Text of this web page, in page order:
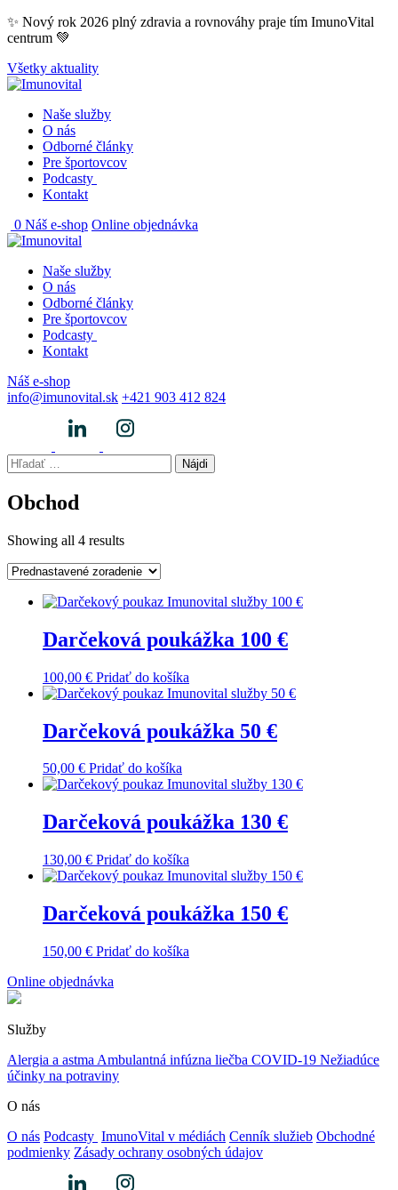
Skip
to
✨ Nový rok 2026 plný zdravia a rovnováhy praje tím ImunoVital
centrum 💚
Všetky aktuality
Naše služby
O nás
Odborné články
Pre športovcov
Podcasty
Kontakt
0 Náš e-shop Online objednávka
Naše služby
O nás
Odborné články
Pre športovcov
Podcasty
Kontakt
Náš e-shop
info@imunovital.sk +421 903 412 824
Hľadať:
Obchod
Showing all 4 results
Darčeková poukážka 100 €
100,00 € Pridať do košíka
Darčeková poukážka 50 €
50,00 € Pridať do košíka
Darčeková poukážka 130 €
130,00 € Pridať do košíka
Darčeková poukážka 150 €
150,00 € Pridať do košíka
Online objednávka
Služby
Alergia a astma Ambulantná infúzna liečba COVID-19 Nežiadúce
účinky na potraviny
O nás
O nás Podcasty ImunoVital v médiách Cenník služieb Obchodné
podmienky Zásady ochrany osobných údajov